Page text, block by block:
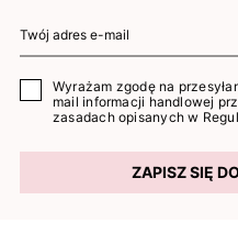
Wyrażam zgodę na
mail informacji handlowej
zasadach opisanych w
ZAPISZ SIĘ